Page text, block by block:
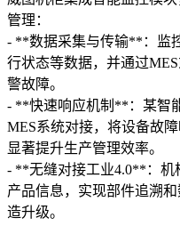
管理：
- **数据采集与传输**：监
行状态等数据，并通过
警故障。
- **快速响应机制**：某智
MES系统对接，将设备故
显著提升生产管理效率。
- **无缝对接工业4.0**：机
产品信息，实现部件追溯
造升级。